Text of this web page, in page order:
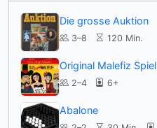
Die grosse Auktion
3–8 120 Min.
Original Malefiz Spiel
2–4 6+
Abalone